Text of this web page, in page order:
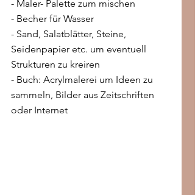
- Maler- Palette zum mischen
- Becher für Wasser
- Sand, Salatblätter, Steine,
Seidenpapier etc. um eventuell
Strukturen zu kreiren
- Buch: Acrylmalerei um Ideen zu
sammeln, Bilder aus Zeitschriften
oder Internet